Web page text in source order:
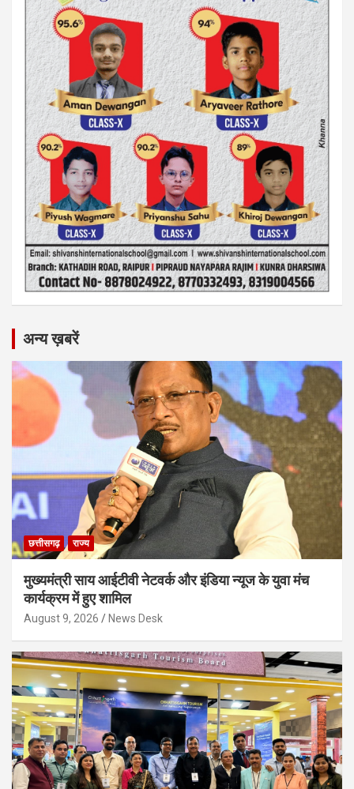
अन्य ख़बरें
छत्तीसगढ़ राज्य
मुख्यमंत्री साय आईटीवी नेटवर्क और इंडिया न्यूज के युवा मंच
कार्यक्रम में हुए शामिल
August 9, 2026 News Desk